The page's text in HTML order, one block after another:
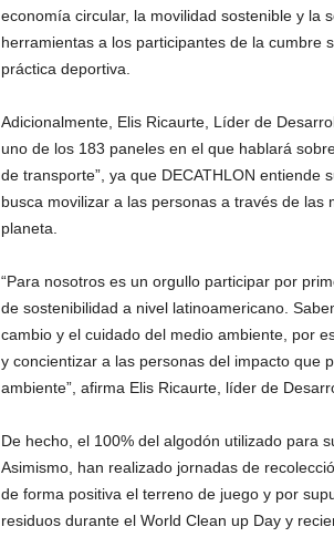
economía circular, la movilidad sostenible y la
herramientas a los participantes de la cumbre
práctica deportiva.
Adicionalmente, Elis Ricaurte, Líder de
uno de los 183 paneles en el que hablará
de transporte”, ya que DECATHLON
busca movilizar a las personas a través de
planeta.
“Para nosotros es un orgullo participar por
de sostenibilidad a nivel latinoamericano.
cambio y el cuidado del medio ambiente, por
y concientizar a las personas del impacto que
ambiente”, afirma Elis Ricaurte, líder de
De hecho, el 100% del algodón utilizado para
Asimismo, han realizado jornadas de
de forma positiva el terreno de juego y por
residuos durante el World Clean up Day y